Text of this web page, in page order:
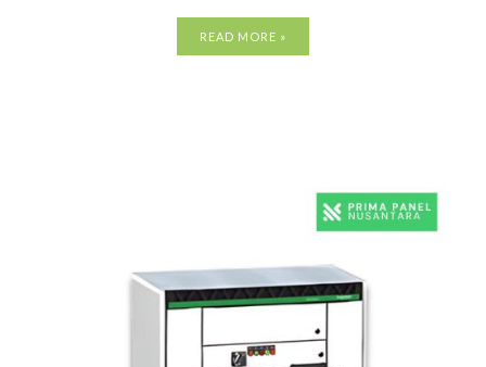
READ MORE »